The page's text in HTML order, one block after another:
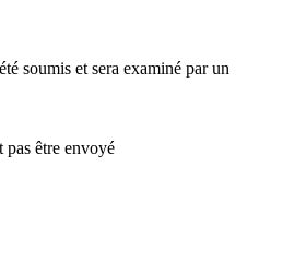
soumis et sera examiné par un
pas être envoyé